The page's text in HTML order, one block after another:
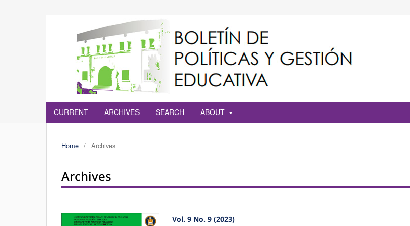
CURRENT ARCHIVES SEARCH ABOUT
Home / Archives
Archives
Vol. 9 No. 9 (2023)